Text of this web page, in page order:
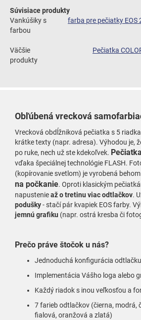
Súvisiace produkty
Vankúšiky s
farbou
farba pre pečiatky EOS
Väčšie
produkty
Pečiatka
Obľúbená vrecková
Vrecková obdĺžniková pečiatka s 5
krátke texty (napr. adresa). Výhodou je,
po ruke, nech už ste kdekoľvek.
vďaka špeciálnej technológie FLASH.
(kopírovanie svetlom) je vyrobená
na počkanie. Oproti klasickým
napustenieaž o tretinu viac odtlačkov.
podušky- stačí pár kvapiek EOS farby.
jemnú grafiku (napr. ostrá kresba či
Prečo práve štočok u nás?
Jednoduchá konfigurácia
Implementácia Vášho loga alebo
Každý riadok s inou veľkosťou a
7 farieb odtlačkov (čierna, modrá,
fialová, oranžová a zlatá)